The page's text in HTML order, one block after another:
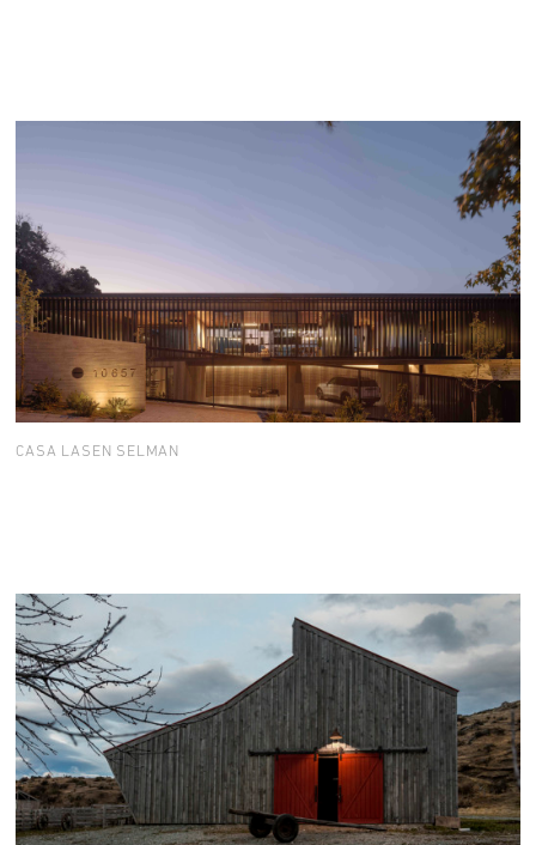
CASA LASEN SELMAN